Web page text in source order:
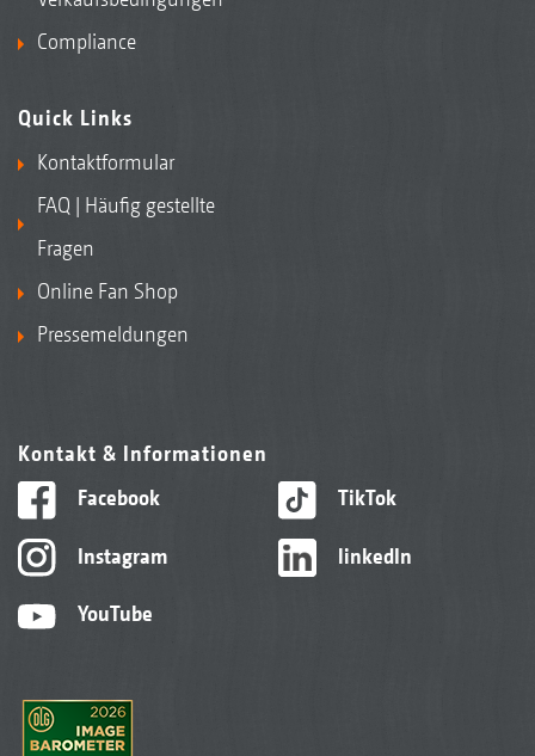
Compliance
Quick Links
Kontaktformular
FAQ | Häufig gestellte
Fragen
Online Fan Shop
Pressemeldungen
Kontakt & Informationen
Facebook
Instagram
YouTube
TikTok
linkedIn